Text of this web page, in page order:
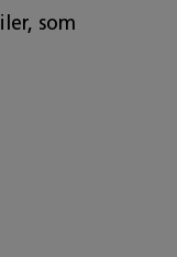
som